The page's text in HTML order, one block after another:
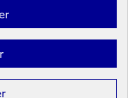
ce site sont sous